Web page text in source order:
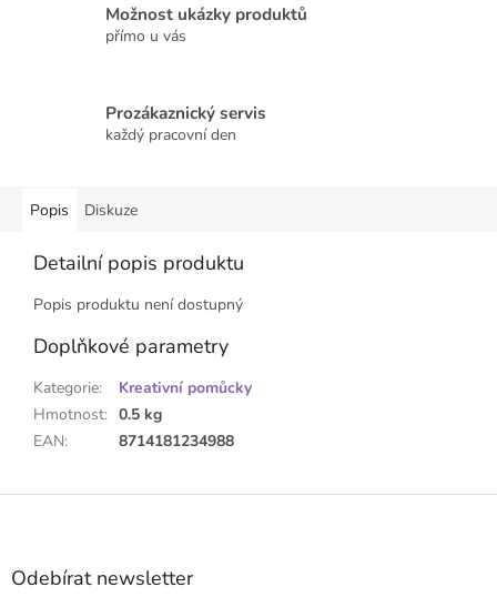
Možnost ukázky produktů
přímo u vás
Prozákaznický servis
každý pracovní den
Popis Diskuze
Detailní popis produktu
Popis produktu není dostupný
Doplňkové parametry
Kategorie:
Kreativní pomůcky
Hmotnost: 0.5 kg
EAN: 8714181234988
Z
Odebírat newsletter